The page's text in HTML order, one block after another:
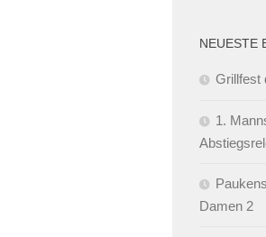
NEUESTE
Grillfest
1.
Damen 2